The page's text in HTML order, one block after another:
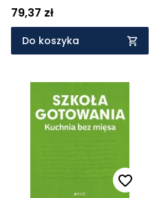
Paciorek
79,37 zł
Do koszyka